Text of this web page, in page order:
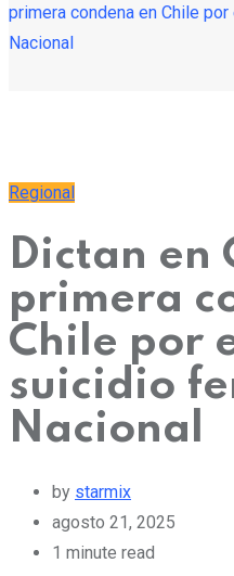
primera condena en Chile
Nacional
Regional
Dictan en
primera
Chile por
suicidio
Nacional
by starmix
agosto 21, 2025
1 minute read